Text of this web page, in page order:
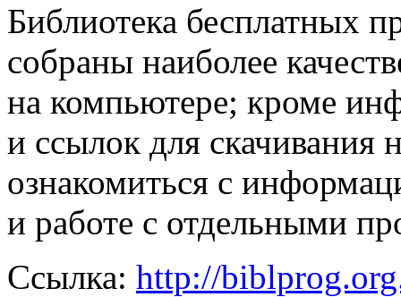
Библиотека бесплатных
собраны наиболее
на компьютере; кроме
и ссылок для скачивания
ознакомиться с
и работе с отдельными
Ссылка: http://